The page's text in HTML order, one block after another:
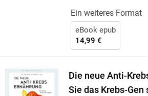
Ein weiteres Format
eBook epub
14,99 €
Die neue Anti-
Sie das Krebs-Gen